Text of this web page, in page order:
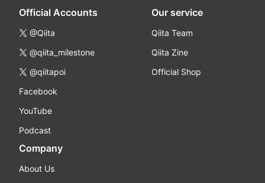
Official Accounts
@Qiita
@qiita_milestone
@qiitapoi
Facebook
YouTube
Podcast
Our service
Qiita Team
Qiita Zine
Official Shop
Company
About Us